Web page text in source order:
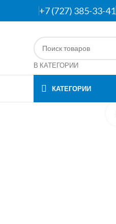
+7 (727) 385-33-41
В КАТЕГОРИИ
КАТЕГОРИИ